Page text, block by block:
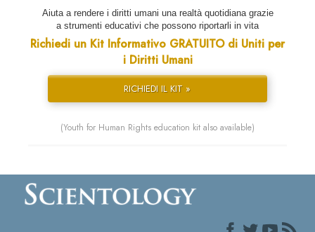
Aiuta a rendere i diritti umani una realtà quotidiana grazie
a strumenti educativi che possono riportarli in vita
Richiedi un Kit Informativo GRATUITO di Uniti per
i Diritti Umani
RICHIEDI IL KIT »
(Youth for Human Rights education kit also available)